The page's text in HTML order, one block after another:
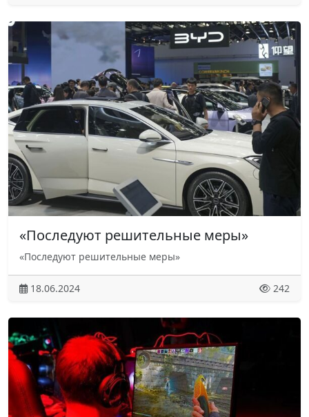
«Последуют решительные меры»
«Последуют решительные меры»
18.06.2024 242